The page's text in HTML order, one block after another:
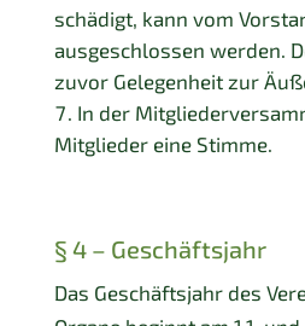
schädigt, kann vom
ausgeschlossen werden.
zuvor Gelegenheit zur
In der
Mitglieder eine Stimme.
§ 4 – Geschäftsjahr
Das Geschäftsjahr des